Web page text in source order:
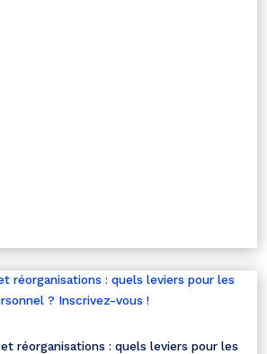
réorganisations : quels leviers pour les